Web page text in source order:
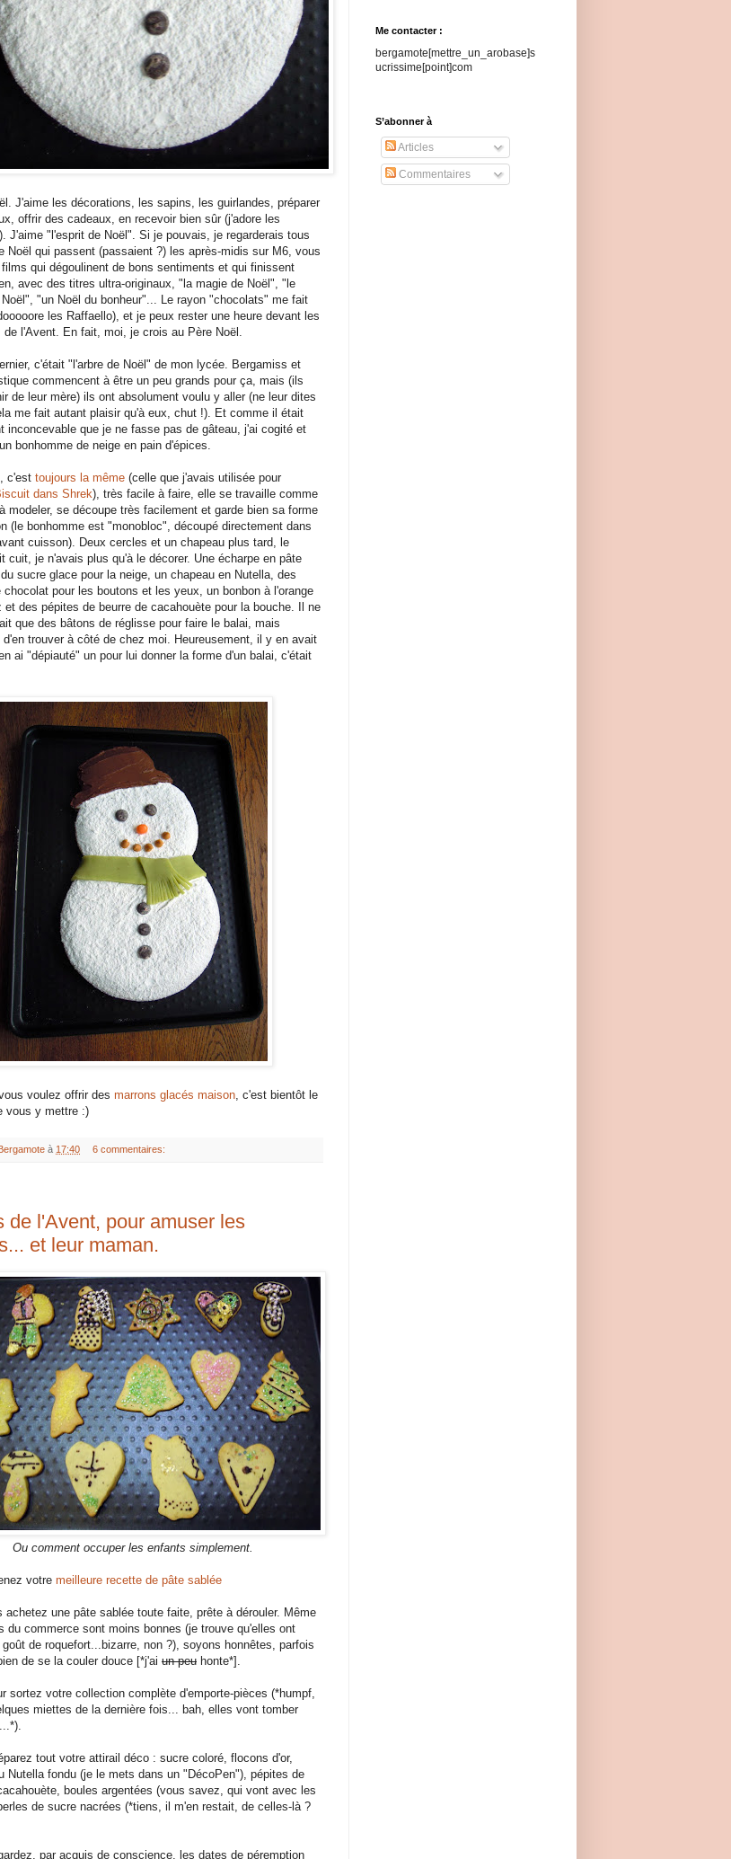
J'aime les décorations, les sapins, les guirlandes, préparer
offrir des cadeaux, en recevoir bien sûr (j'adore les
J'aime "l'esprit de Noël". Si je pouvais, je regarderais tous
Noël qui passent (passaient ?) les après-midis sur M6, vous
qui dégoulinent de bons sentiments et qui finissent
avec des titres ultra-originaux, "la magie de Noël", "le
"un Noël du bonheur"... Le rayon "chocolats" me fait
les Raffaello), et je peux rester une heure devant les
de l'Avent. En fait, moi, je crois au Père Noël.
c'était "l'arbre de Noël" de mon lycée. Bergamiss et
commencent à être un peu grands pour ça, mais (ils
de leur mère) ils ont absolument voulu y aller (ne leur dites
me fait autant plaisir qu'à eux, chut !). Et comme il était
inconcevable que je ne fasse pas de gâteau, j'ai cogité et
bonhomme de neige en pain d'épices.
c'est toujours la même (celle que j'avais utilisée pour
dans Shrek), très facile à faire, elle se travaille comme
modeler, se découpe très facilement et garde bien sa forme
(le bonhomme est "monobloc", découpé directement dans
cuisson). Deux cercles et un chapeau plus tard, le
cuit, je n'avais plus qu'à le décorer. Une écharpe en pâte
sucre glace pour la neige, un chapeau en Nutella, des
chocolat pour les boutons et les yeux, un bonbon à l'orange
et des pépites de beurre de cacahouète pour la bouche. Il ne
que des bâtons de réglisse pour faire le balai, mais
d'en trouver à côté de chez moi. Heureusement, il y en avait
ai "dépiauté" un pour lui donner la forme d'un balai, c'était
voulez offrir des marrons glacés maison , c'est bientôt le
vous y mettre :)
à 17:40 6 commentaires:
de l'Avent, pour amuser les
et leur maman.
Ou comment occuper les enfants simplement.
votre meilleure recette de pâte sablée
achetez une pâte sablée toute faite, prête à dérouler. Même
du commerce sont moins bonnes (je trouve qu'elles ont
de roquefort...bizarre, non ?), soyons honnêtes, parfois
de se la couler douce [*j'ai un peu honte*].
sortez votre collection complète d'emporte-pièces (*humpf,
miettes de la dernière fois... bah, elles vont tomber
tout votre attirail déco : sucre coloré, flocons d'or,
Nutella fondu (je le mets dans un "DécoPen"), pépites de
boules argentées (vous savez, qui vont avec les
de sucre nacrées (*tiens, il m'en restait, de celles-là ?
par acquis de conscience, les dates de péremption
Me contacter :
bergamote[mettre_un_arobase]s
ucrissime[point]com
S’abonner à
Articles
Commentaires